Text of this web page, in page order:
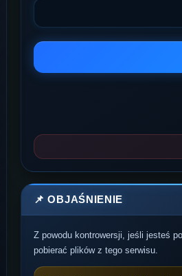
📌 OBJAŚNIENIE
Z powodu kontrowersji, jeśli jesteś
pobierać plików z tego serwisu.